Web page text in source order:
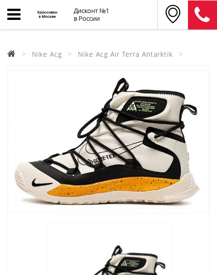
Дисконт №1
в России
Nike Acg Nike Acg Air Terra Antarktik